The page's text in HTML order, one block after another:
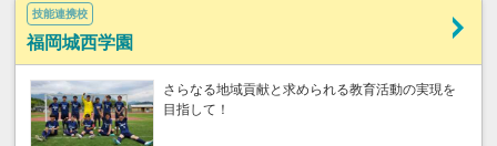
技能連携校
福岡城西学園
さらなる地域貢献と求められる教育活動の実現を
目指して！